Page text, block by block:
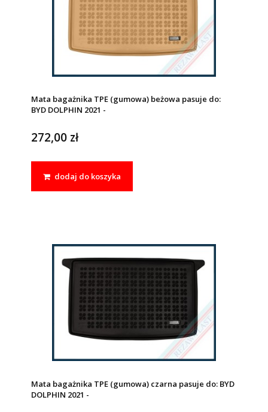
Mata bagażnika TPE (gumowa) beżowa pasuje do:
BYD DOLPHIN 2021 -
272,00 zł
dodaj do koszyka
Mata bagażnika TPE (gumowa) czarna pasuje do: BYD
DOLPHIN 2021 -